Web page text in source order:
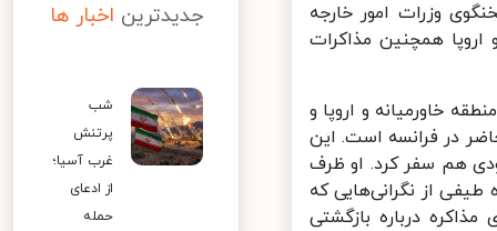
وزرات امور خارجه
همچنین مذاکرات
خاورمیانه و اروپا و
در فرانسه است. این
هم سفر کرد. او ظرف
از نگرانی‌هایی که
درباره بازگشتی
جدیدترین اخبار ها
شب
پرتنش
غرب آسیا؛
از ادعای
حمله